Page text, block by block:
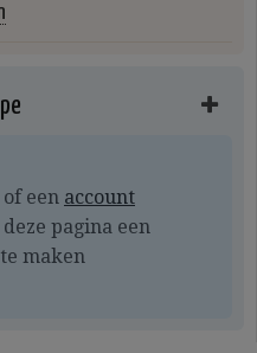
of een account
pagina een
maken